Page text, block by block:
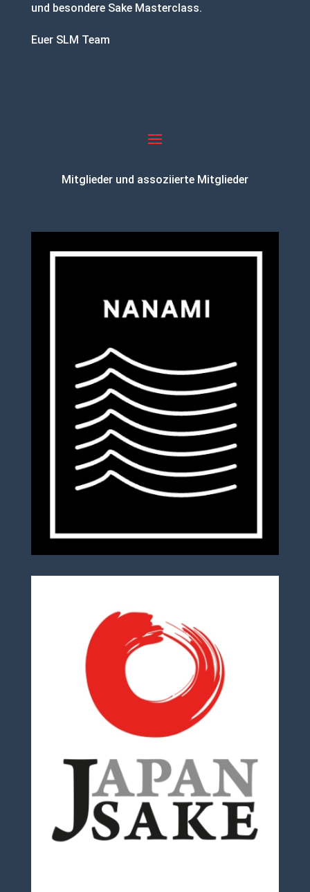
und besondere Sake Masterclass.
Euer SLM Team
Mitglieder und assoziierte Mitglieder